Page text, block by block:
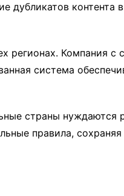
дубликатов контента
регионах. Компания с
система
страны нуждаются
правила,